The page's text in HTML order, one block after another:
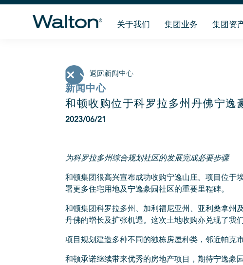
关于我们 集团业务 集团资
返回新闻中心
新闻中心
和顿收购位于科罗拉多州丹佛宁
2023/06/21
为科罗拉多州综合规划社区的发展完成必要步骤
和顿集团很高兴宣布成功收购宁逸山庄。项目位于
署更多住宅用地及宁逸豪园社区的重要里程碑。
和顿集团科罗拉多州、加利福尼亚州、亚利桑拿州
丹佛的增长及扩张机遇。这次土地收购亦兑现了我
项目规划建造多种不同的独栋房屋种类，邻近帕克
和顿承诺继续带来优秀的房地产项目，期待宁逸豪